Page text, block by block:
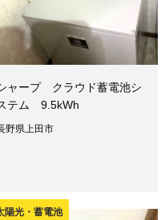
ャープ クラウド蓄電池シ
テム 9.5kWh
野県上田市
陽光・蓄電池